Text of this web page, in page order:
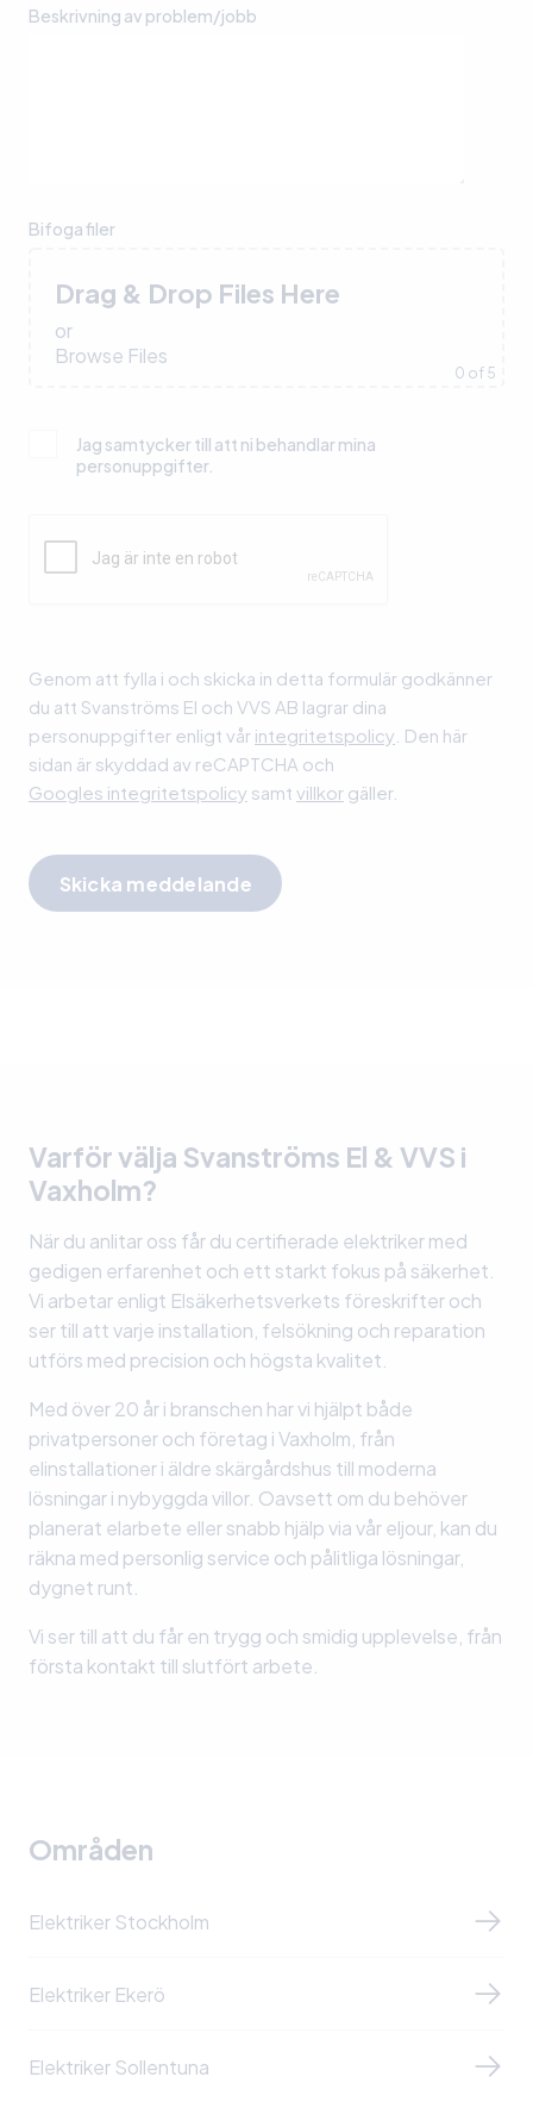
Beskrivning av problem/jobb
Bifoga filer
Drag & Drop Files Here
or
Browse Files
0 of 5
Jag samtycker till att ni behandlar mina
personuppgifter.
Genom att fylla i och skicka in detta formulär godkänner
du att Svanströms El och VVS AB lagrar dina
personuppgifter enligt vår integritetspolicy . Den här
sidan är skyddad av reCAPTCHA och
Googles integritetspolicy samt villkor gäller.
Varför välja Svanströms El & VVS i
Vaxholm?
När du anlitar oss får du certifierade elektriker med
gedigen erfarenhet och ett starkt fokus på säkerhet.
Vi arbetar enligt Elsäkerhetsverkets föreskrifter och
ser till att varje installation, felsökning och reparation
utförs med precision och högsta kvalitet.
Med över 20 år i branschen har vi hjälpt både
privatpersoner och företag i Vaxholm, från
elinstallationer i äldre skärgårdshus till moderna
lösningar i nybyggda villor. Oavsett om du behöver
planerat elarbete eller snabb hjälp via vår eljour, kan du
räkna med personlig service och pålitliga lösningar,
dygnet runt.
Vi ser till att du får en trygg och smidig upplevelse, från
första kontakt till slutfört arbete.
Områden
Elektriker Stockholm
Elektriker Ekerö
Elektriker Sollentuna